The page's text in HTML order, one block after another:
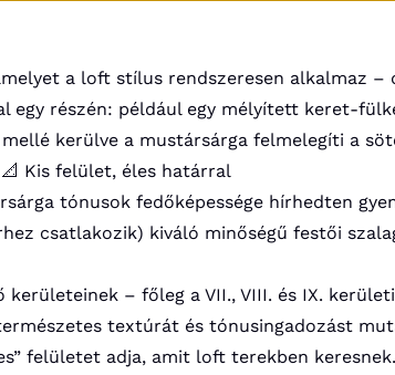
a loft stílus rendszeresen alkalmaz
egy részén: például egy mélyített keret-
kerülve a mustársárga felmelegíti a
📐 Kis felület, éles határral
tónusok fedőképessége hírhedten
csatlakozik) kiváló minőségű festői
– főleg a VII., VIII. és IX.
textúrát és tónusingadozást
felületet adja, amit loft terekben